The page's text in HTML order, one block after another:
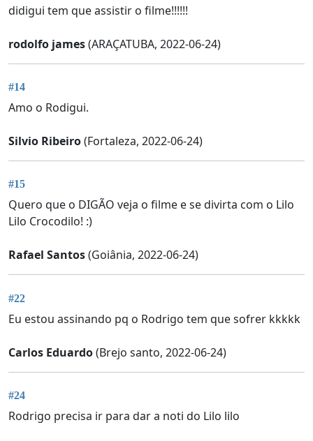
didigui tem que assistir o filme!!!!!!
rodolfo james(ARAÇATUBA, 2022-06-24)
#14
Amo o Rodigui.
Silvio Ribeiro(Fortaleza, 2022-06-24)
#15
Quero que o DIGÃO veja o filme e se divirta com o Lilo
Lilo Crocodilo! :)
Rafael Santos(Goiânia, 2022-06-24)
#22
Eu estou assinando pq o Rodrigo tem que sofrer kkkkk
Carlos Eduardo(Brejo santo, 2022-06-24)
#24
Rodrigo precisa ir para dar a noti do Lilo lilo